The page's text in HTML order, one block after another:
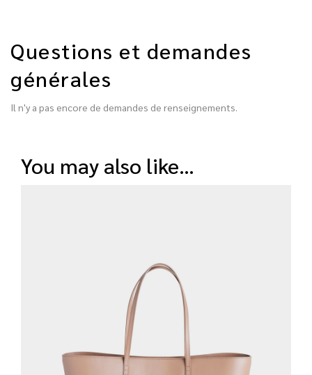
Questions et demandes
générales
Il n'y a pas encore de demandes de renseignements.
you may also like…